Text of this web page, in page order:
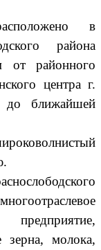
в
района
районного
центра г.
до ближайшей
зерна, молока,